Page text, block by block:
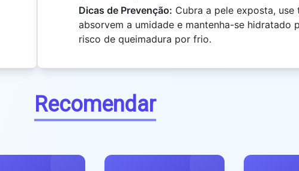
Dicas de Prevenção: Cubra a pele exposta, use
absorvem a umidade e mantenha-se hidratado
risco de queimadura por frio.
Recomendar